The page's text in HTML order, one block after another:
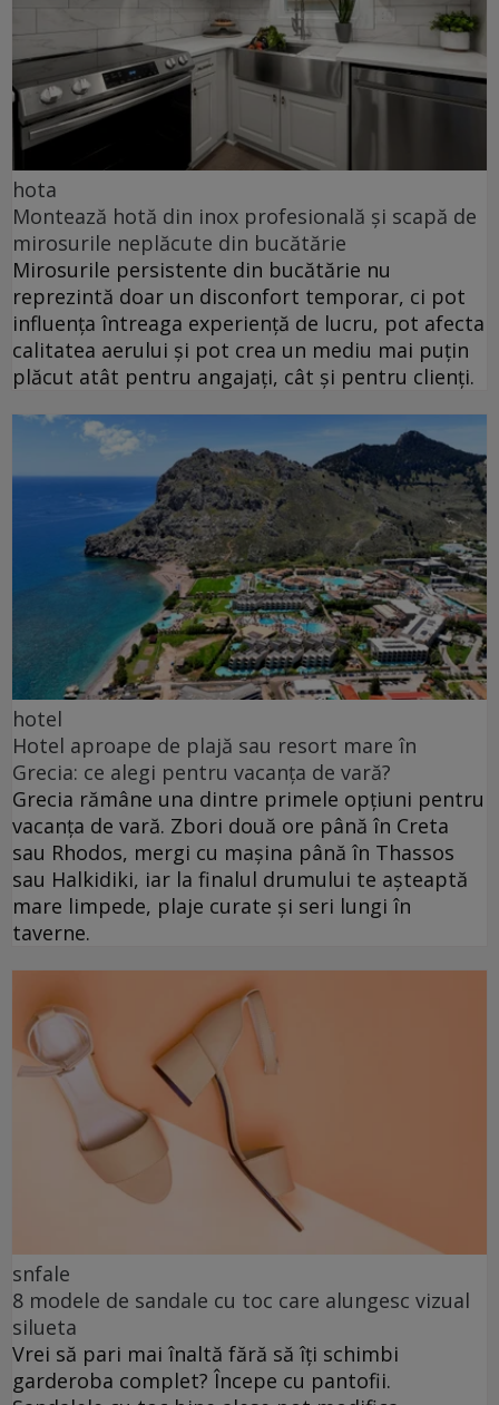
hota
Montează hotă din inox profesională și scapă de
mirosurile neplăcute din bucătărie
Mirosurile persistente din bucătărie nu
reprezintă doar un disconfort temporar, ci pot
influența întreaga experiență de lucru, pot afecta
calitatea aerului și pot crea un mediu mai puțin
plăcut atât pentru angajați, cât și pentru clienți.
hotel
Hotel aproape de plajă sau resort mare în
Grecia: ce alegi pentru vacanța de vară?
Grecia rămâne una dintre primele opțiuni pentru
vacanța de vară. Zbori două ore până în Creta
sau Rhodos, mergi cu mașina până în Thassos
sau Halkidiki, iar la finalul drumului te așteaptă
mare limpede, plaje curate și seri lungi în
taverne.
snfale
8 modele de sandale cu toc care alungesc vizual
silueta
Vrei să pari mai înaltă fără să îți schimbi
garderoba complet? Începe cu pantofii.